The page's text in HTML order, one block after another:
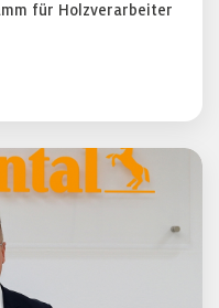
für Holzverarbeiter